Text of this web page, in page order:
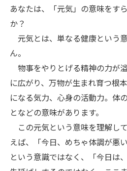
あなたは、「元気」の意味をす
か？
元気とは、単なる健康という
ん。
物事をやりとげる精神の力が
に広がり、万物が生まれ育つ根
になる気力、心身の活動力。体
となどの意味があります。
この元気という意味を理解し
えば、「今日、めちゃ体調が悪
という意識ではなく、「今日は